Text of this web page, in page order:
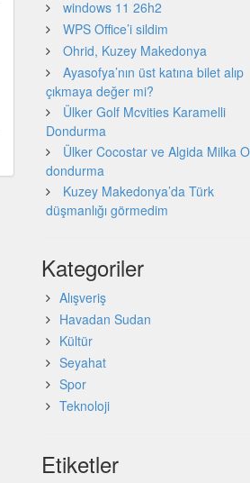
windows 11 26h2
WPS Office’i sildim
Ohrid, Kuzey Makedonya
Ayasofya’nın üst katına bilet alıp
çıkmaya değer mi?
Ülker Golf Mcvities Karamelli
Dondurma
Ülker Cocostar ve Algida Milka
dondurma
Kuzey Makedonya’da Türk
düşmanlığı görmedim
Kategoriler
Alışveriş
Havadan Sudan
Kültür
Seyahat
Spor
Teknoloji
Etiketler